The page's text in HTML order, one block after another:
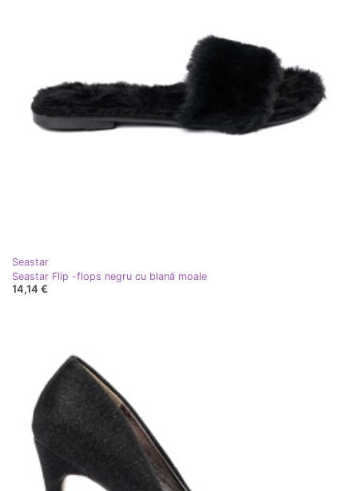
Seastar
Seastar Flip -flops negru cu blană moale
14,14 €